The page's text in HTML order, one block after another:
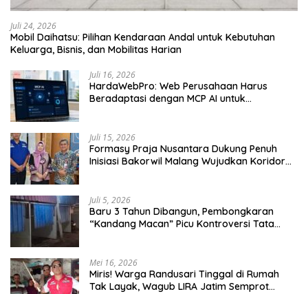
Juli 24, 2026
Mobil Daihatsu: Pilihan Kendaraan Andal untuk Kebutuhan
Keluarga, Bisnis, dan Mobilitas Harian
Juli 16, 2026
HardaWebPro: Web Perusahaan Harus
Beradaptasi dengan MCP AI untuk
Juli 15, 2026
Formasy Praja Nusantara Dukung Penuh
Inisiasi Bakorwil Malang Wujudkan Koridor
Juli 5, 2026
Baru 3 Tahun Dibangun, Pembongkaran
“Kandang Macan” Picu Kontroversi Tata
Mei 16, 2026
Miris! Warga Randusari Tinggal di Rumah
Tak Layak, Wagub LIRA Jatim Semprot